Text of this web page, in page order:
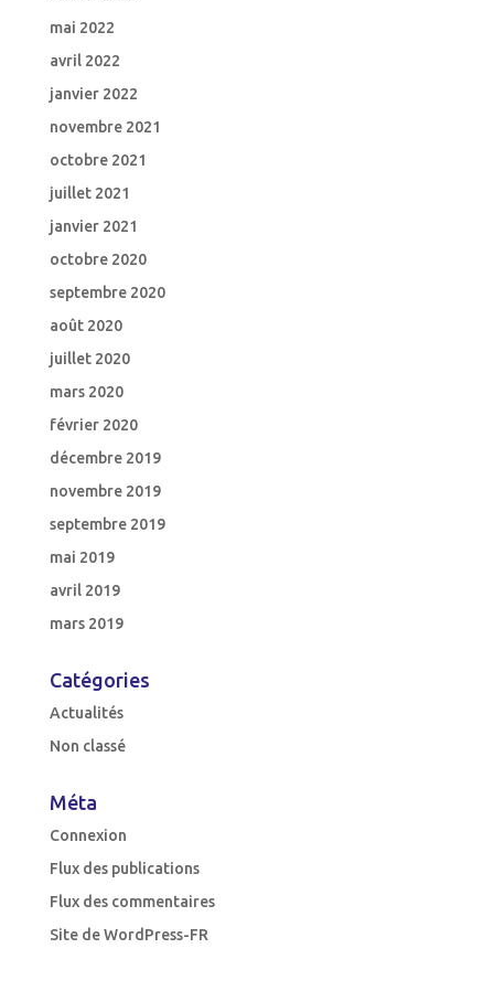
mai 2022
avril 2022
janvier 2022
novembre 2021
octobre 2021
juillet 2021
janvier 2021
octobre 2020
septembre 2020
août 2020
juillet 2020
mars 2020
février 2020
décembre 2019
novembre 2019
septembre 2019
mai 2019
avril 2019
mars 2019
Catégories
Actualités
Non classé
Méta
Connexion
Flux des publications
Flux des commentaires
Site de WordPress-FR